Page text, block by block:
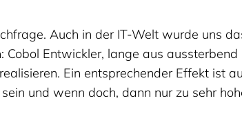
Auch in der IT-Welt wurde uns
Entwickler, lange aus
Ein entsprechender Effekt ist
und wenn doch, dann nur zu sehr